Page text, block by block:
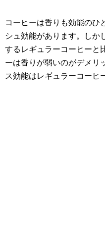
コーヒーは香りも効能のひ
シュ効能があります。しか
するレギュラーコーヒーと
ーは香りが弱いのがデメリ
ス効能はレギュラーコーヒ